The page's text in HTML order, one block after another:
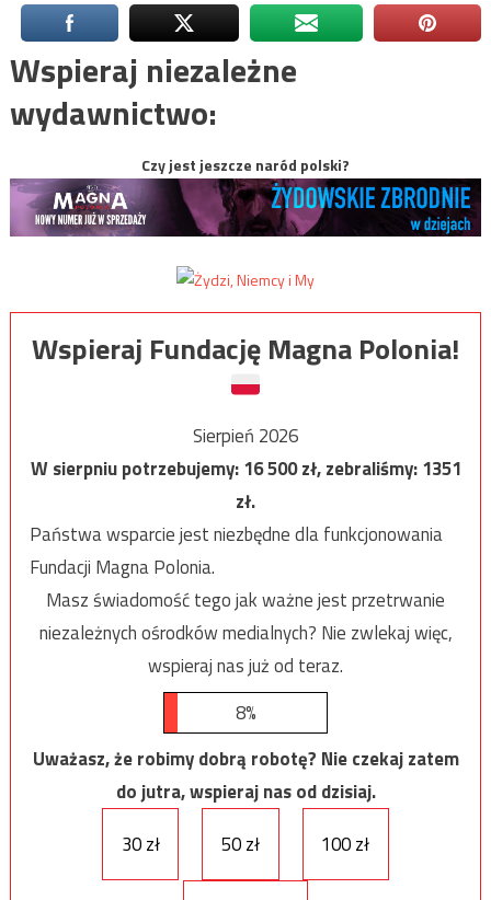
Wspieraj niezależne
wydawnictwo:
Czy jest jeszcze naród polski?
Wspieraj Fundację Magna Polonia!
Sierpień 2026
W sierpniu potrzebujemy:16 500zł, zebraliśmy:1351
zł.
Państwa wsparcie jest niezbędne dla funkcjonowania
Fundacji Magna Polonia.
Masz świadomość tego jak ważne jest przetrwanie
niezależnych ośrodków medialnych? Nie zwlekaj więc,
wspieraj nas już od teraz.
8%
Uważasz, że robimy dobrą robotę? Nie czekaj zatem
do jutra, wspieraj nas od dzisiaj.
30 zł
50 zł 100 zł